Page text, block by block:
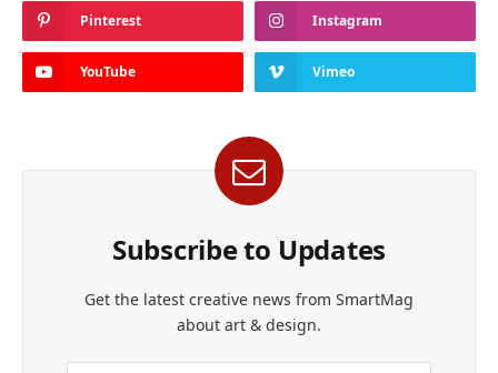
Pinterest Instagram
YouTube Vimeo
Subscribe to Updates
Get the latest creative news from SmartMag
about art & design.